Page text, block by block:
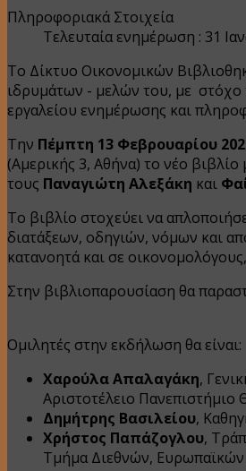
Πληροφοριακά Στοιχεία
Τελευταία ενημέρωση : 31
Το Δίκτυο Οικονομικών
ιδρυμάτων - μελών του, με στόχο
εργαλείου ενημέρωσης και
Την Πέμπτη 13 Φεβρουαρίου
(Αμερικής 3, Αθήνα) το νέο βιβλίο
τους Παναγιώτη Αλεξάκη και
Το βιβλίο στοχεύει να
διατάξεων, οδηγιών, νόμων και
κατανοητά και σε
Στην βιβλιοπαρουσίαση θα
Ομιλητές στην εκδήλωση θα είναι:
Χαρούλα Απαλαγάκη,
Αριστοτέλειο Πανεπιστήμιο
Δημήτρης Βασιλείου,
Χρήστος Παπάζογλου,
Τμήμα Διεθνών, Ευρωπαϊκών